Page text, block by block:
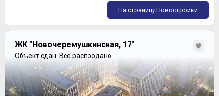
На страницу Новостройки
ЖК "Новочеремушкинская, 17"
Объект сдан. Всё распродано.